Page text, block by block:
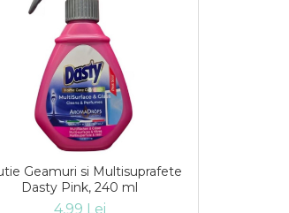
Geamuri si Multisuprafete
Dasty Pink, 240 ml
4,99 Lei